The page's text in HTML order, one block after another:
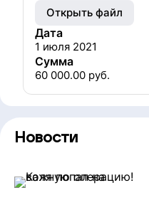
Открыть файл
Дата
1 июля 2021
Сумма
60 000.00 руб.
Новости